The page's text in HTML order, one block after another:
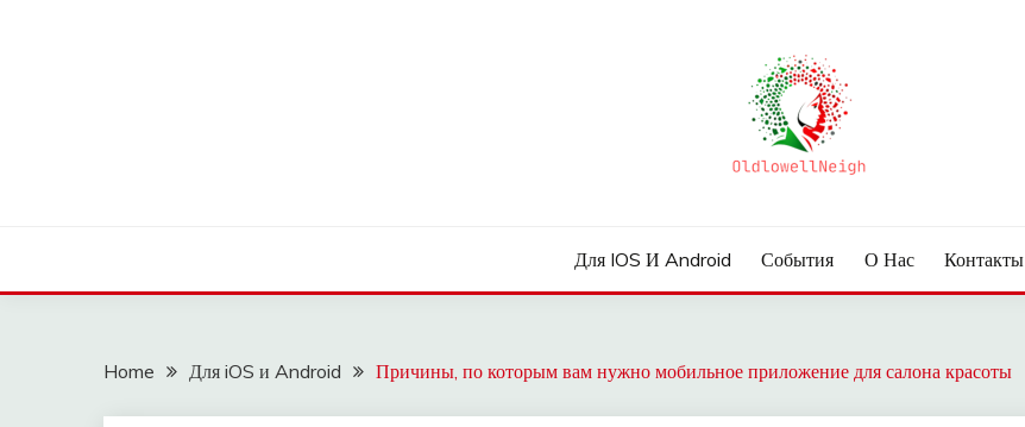
Для IOS И Android События О Нас Контакты
Home Для iOS и Android Причины, по которым вам нужно мобильное приложение для салона красоты